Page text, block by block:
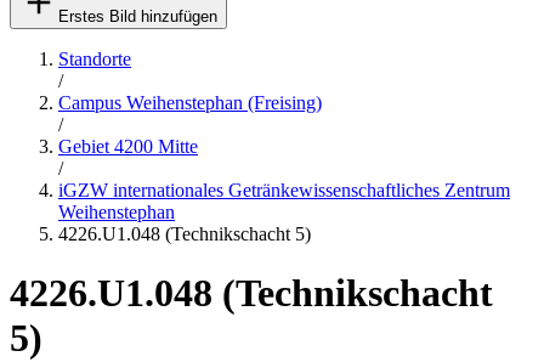
Erstes Bild hinzufügen
Standorte
/
Campus Weihenstephan (Freising)
/
Gebiet 4200 Mitte
/
iGZW internationales Getränkewissenschaftliches Zentrum
Weihenstephan
4226.U1.048 (Technikschacht 5)
4226.U1.048 (Technikschacht
5)